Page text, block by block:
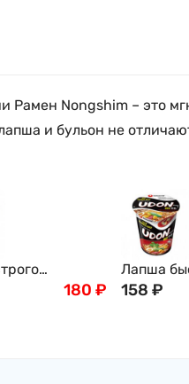
Рамен Nongshim – это
и бульон не
Нонгшим
180 ₽
Лапша
158 ₽